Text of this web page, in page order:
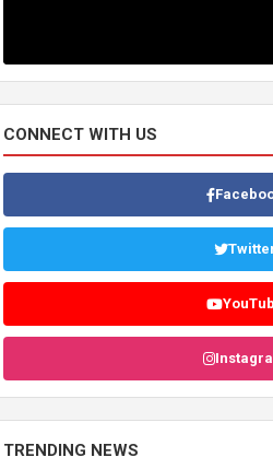
CONNECT WITH US
TRENDING NEWS